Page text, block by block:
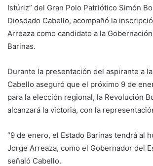
Istúriz” del Gran Polo Patriótico Simón
Diosdado Cabello, acompañó la
Arreaza como candidato a la
Barinas.
Durante la presentación del aspirante a
Cabello aseguró que el próximo 9 de
para la elección regional, la Revolución
alcanzará la victoria, con la
“9 de enero, el Estado Barinas tendrá al
Jorge Arreaza, como el Gobernador del
señaló Cabello.